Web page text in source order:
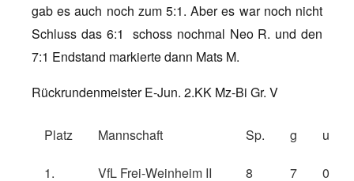
gab es auch noch zum 5:1. Aber es war noch nicht
Schluss das 6:1 schoss nochmal Neo R. und den
7:1 Endstand markierte dann Mats M.
Rückrundenmeister E-Jun. 2.KK Mz-Bi Gr. V
Platz Mannschaft Sp. g u
1. VfL Frei-Weinheim II 8 7 0